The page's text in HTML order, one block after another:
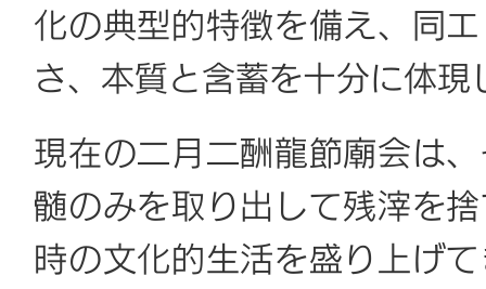
化の典型的特徴を備え、同
さ、本質と含蓄を十分に体現
現在の二月二酬龍節廟会は
髄のみを取り出して残滓を
時の文化的生活を盛り上げ